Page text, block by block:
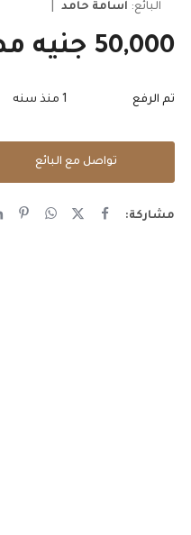
البائع: أسامة حامد
50,000 جنيه مصري
تم الرفع 1 منذ سنه
تواصل مع البائع
مشاركة: